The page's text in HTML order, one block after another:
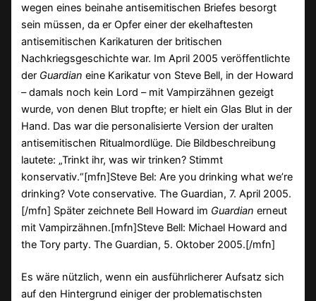
wegen eines beinahe antisemitischen Briefes besorgt
sein müssen, da er Opfer einer der ekelhaftesten
antisemitischen Karikaturen der britischen
Nachkriegsgeschichte war. Im April 2005 veröffentlichte
der Guardian eine Karikatur von Steve Bell, in der Howard
– damals noch kein Lord – mit Vampirzähnen gezeigt
wurde, von denen Blut tropfte; er hielt ein Glas Blut in der
Hand. Das war die personalisierte Version der uralten
antisemitischen Ritualmordlüge. Die Bildbeschreibung
lautete: „Trinkt ihr, was wir trinken? Stimmt
konservativ.“[mfn]Steve Bel: Are you drinking what we’re
drinking? Vote conservative. The Guardian, 7. April 2005.
[/mfn] Später zeichnete Bell Howard im Guardian erneut
mit Vampirzähnen.[mfn]Steve Bell: Michael Howard and
the Tory party. The Guardian, 5. Oktober 2005.[/mfn]
Es wäre nützlich, wenn ein ausführlicherer Aufsatz sich
auf den Hintergrund einiger der problematischsten